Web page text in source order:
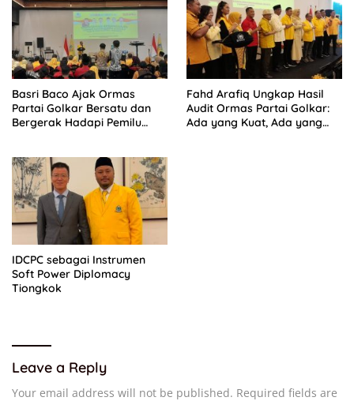
Basri Baco Ajak Ormas
Partai Golkar Bersatu dan
Bergerak Hadapi Pemilu
Fahd Arafiq Ungkap Hasil
Audit Ormas Partai Golkar:
Ada yang Kuat, Ada yang
IDCPC sebagai Instrumen
Soft Power Diplomacy
Tiongkok
Leave a Reply
Your email address will not be published. Required fields are